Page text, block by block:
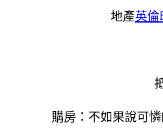
地產英倫
購房：不如果說可